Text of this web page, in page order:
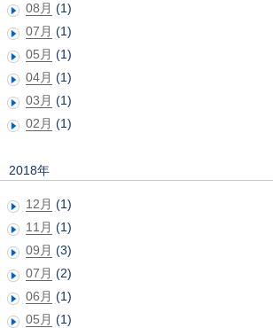
08月 (1)
07月 (1)
05月 (1)
04月 (1)
03月 (1)
02月 (1)
2018年
12月 (1)
11月 (1)
09月 (3)
07月 (2)
06月 (1)
05月 (1)